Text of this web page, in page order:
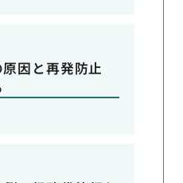
因と再発防止